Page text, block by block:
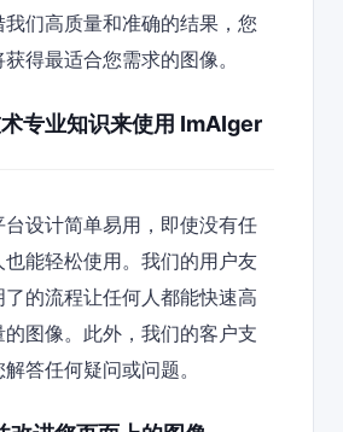
们高质量和准确的结果，您
得最适合您需求的图像。
专业知识来使用 ImAIger
设计简单易用，即使没有任
能轻松使用。我们的用户友
的流程让任何人都能快速高
图像。此外，我们的客户支
答任何疑问或问题。